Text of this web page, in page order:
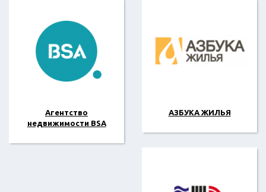
Агентство
недвижимости BSA
АЗБУКА ЖИЛЬЯ